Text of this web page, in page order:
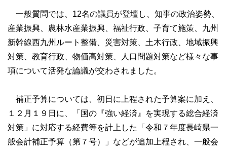
請願と陳情の手続
行政視察の受入れ
政務活動費
ご意見・ご要望
県議会の役割と審議
一般質問では、12名の議員が登壇し、知事の政治姿勢、
産業振興、農林水産業振興、福祉行政、子育て施策、九州
新幹線西九州ルート整備、災害対策、土木行政、地域振興
対策、教育行政、物価高対策、人口問題対策など様々な事
項について活発な論議が交わされました。
補正予算については、初日に上程された予算案に加え、
１２月１９日に、「国の『強い経済』を実現する総合経済
対策」に対応する経費等を計上した「令和７年度長崎県一
般会計補正予算（第７号）」などが追加上程され、一般会